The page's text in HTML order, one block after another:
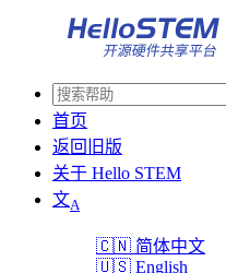
首页
返回旧版
关于 Hello STEM
文A
🇨🇳 简体中文
🇺🇸 English